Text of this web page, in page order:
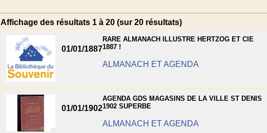
Affichage des résultats 1 à 20 (sur 20 résultats)
01/01/1887
RARE ALMANACH ILLUSTRE HERTZOG ET CIE
1887 !
ALMANACH ET AGENDA
01/01/1902
AGENDA GDS MAGASINS DE LA VILLE ST DENIS
1902 SUPERBE
ALMANACH ET AGENDA